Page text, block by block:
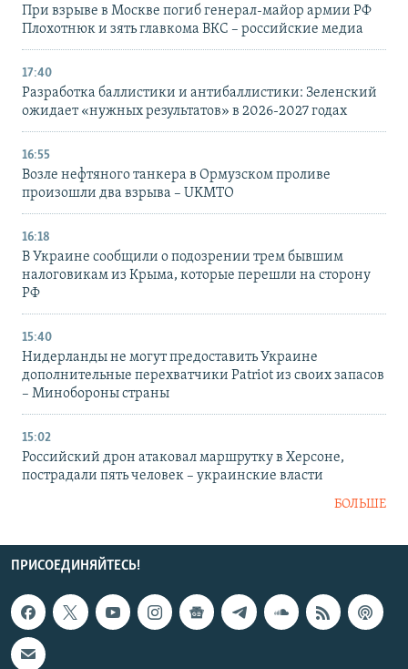
При взрыве в Москве погиб генерал-майор армии РФ
Плохотнюк и зять главкома ВКС – российские медиа
17:40
Разработка баллистики и антибаллистики: Зеленский
ожидает «нужных результатов» в 2026-2027 годах
16:55
Возле нефтяного танкера в Ормузском проливе
произошли два взрыва – UKMTO
16:18
В Украине сообщили о подозрении трем бывшим
налоговикам из Крыма, которые перешли на сторону
РФ
15:40
Нидерланды не могут предоставить Украине
дополнительные перехватчики Patriot из своих запасов
– Минобороны страны
15:02
Российский дрон атаковал маршрутку в Херсоне,
пострадали пять человек – украинские власти
БОЛЬШЕ
ПРИСОЕДИНЯЙТЕСЬ!